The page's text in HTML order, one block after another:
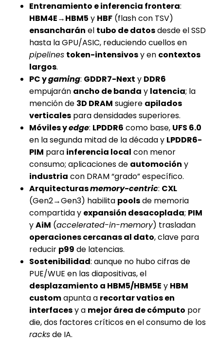
Entrenamiento e inferencia frontera:
HBM4E→HBM5 y HBF (flash con TSV)
ensancharán el tubo de datosdesde el SSD
hasta la GPU/ASIC, reduciendo cuellos en
pipelines token-intensivosy en contextos
largos.
PC ygaming: GDDR7-Next y DDR6
empujarán ancho de banda y latencia; la
mención de 3D DRAM sugiere apilados
verticales para densidades superiores.
Móviles yedge: LPDDR6 como base, UFS 6.0
en la segunda mitad de la década y LPDDR6-
PIM para inferencia local con menor
consumo; aplicaciones de automoción y
industria con DRAM “grado” específico.
Arquitecturasmemory-centric: CXL
(Gen2→Gen3) habilita poolsde memoria
compartida y expansión desacoplada; PIM
yAiM (accelerated-in-memory) trasladan
operaciones cercanas al dato, clave para
reducir p99 de latencias.
Sostenibilidad: aunque no hubo cifras de
PUE/WUE en las diapositivas, el
desplazamiento a HBM5/HBM5E y HBM
customapunta a recortar vatios en
interfacesy a mejor área de cómputo por
die, dos factores críticos en el consumo de los
racksde IA.